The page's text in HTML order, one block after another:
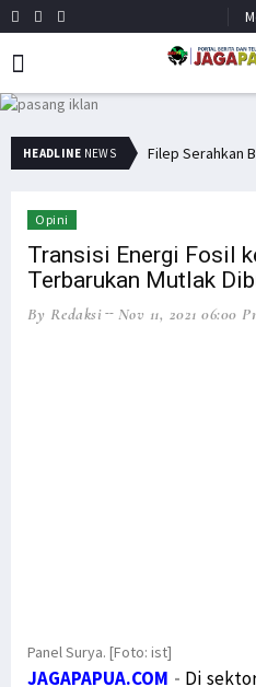
HEADLINE NEWS Filep Serahkan Buku Karyanya untuk Bupati Pegaf & Billy Mambrasar
Opini
Transisi Energi Fosil
Terbarukan Mutlak
By Redaksi Nov 11, 2021 06:00
Panel Surya. [Foto: ist]
JAGAPAPUA.COM - Di